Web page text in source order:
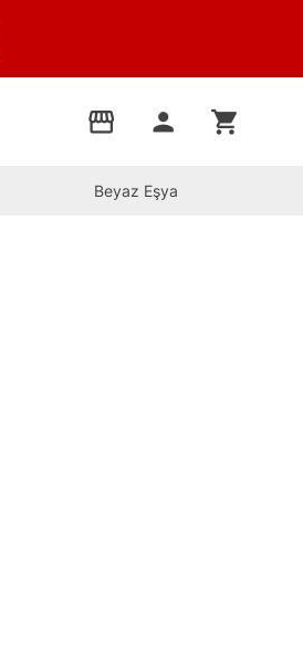
storefront person shopping_cart
Beyaz Eşya